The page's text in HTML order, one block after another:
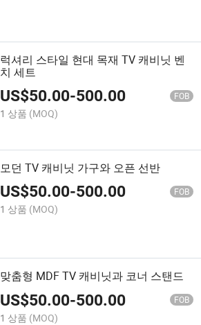
럭셔리 스타일 현대 목재 TV 캐비닛 벤
치 세트
US$50.00-500.00 FOB
1 상품 (MOQ)
모던 TV 캐비닛 가구와 오픈 선반
US$50.00-500.00 FOB
1 상품 (MOQ)
맞춤형 MDF TV 캐비닛과 코너 스탠드
US$50.00-500.00 FOB
1 상품 (MOQ)